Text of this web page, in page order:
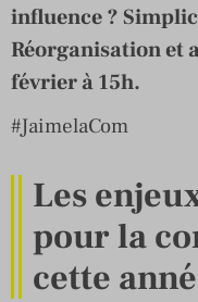
influence ?
Réorganisation et
février à 15h.
#JaimelaCom
Les
pour la
cette